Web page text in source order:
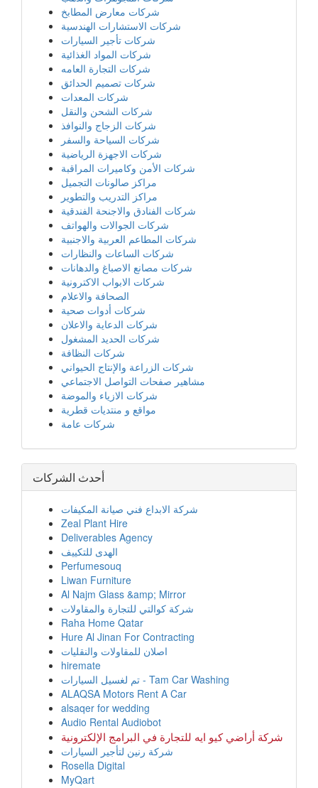
شركات معارض المطابخ
شركات الاستشارات الهندسية
شركات تأجير السيارات
شركات المواد الغذائية
شركات التجارة العامه
شركات تصميم الحدائق
شركات المعدات
شركات الشحن والنقل
شركات الزجاج والنوافذ
شركات السياحة والسفر
شركات الاجهزة الرياضية
شركات الأمن وكاميرات المراقبة
مراكز صالونات التجميل
مراكز التدريب والتطوير
شركات الفنادق والاجنحة الفندقية
شركات الجوالات والهواتف
شركات المطاعم العربية والاجنبية
شركات الساعات والنظارات
شركات مصانع الاصباغ والدهانات
شركات الابواب الاكترونية
الصحافة والاعلام
شركات أدوات صحية
شركات الدعاية والاعلان
شركات الحديد المشغول
شركات النظافة
شركات الزراعة والإنتاج الحيواني
مشاهير صفحات التواصل الاجتماعي
شركات الازياء والموضة
مواقع و منتديات قطرية
شركات عامة
أحدث الشركات
شركة الابداع فني صيانة المكيفات
Zeal Plant Hire
Deliverables Agency
الهدى للتكييف
Perfumesouq
Liwan Furniture
Al Najm Glass &amp; Mirror
شركة كوالتي للتجارة والمقاولات
Raha Home Qatar
Hure Al Jinan For Contracting
اصلان للمقاولات والنقليات
hiremate
تم لغسيل السيارات - Tam Car Washing
ALAQSA Motors Rent A Car
alsaqer for wedding
Audio Rental Audiobot
شركة أراضي كيو ايه للتجارة في البرامج الإلكترونية
شركة رنين لتأجير السيارات
Rosella Digital
MyQart